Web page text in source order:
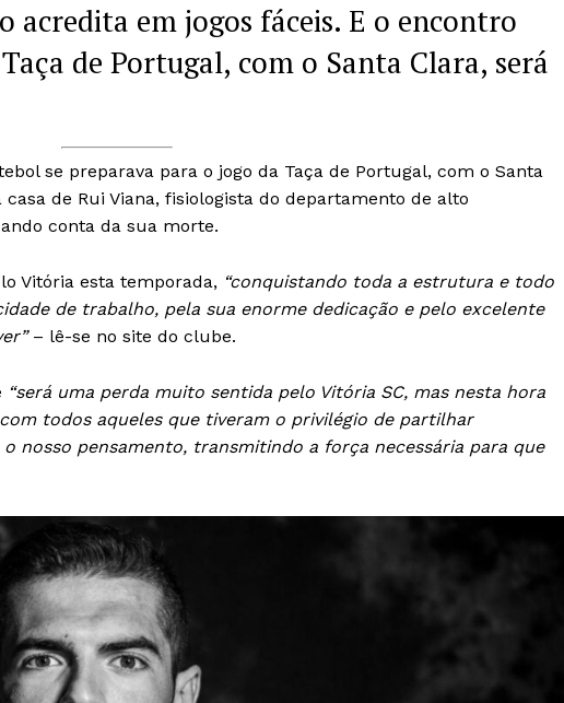
em jogos fáceis. E o encontro
de Portugal, com o Santa Clara, será
se preparava para o jogo da Taça de Portugal, com o Santa
de Rui Viana, fisiologista do departamento de alto
conta da sua morte.
Vitória esta temporada, “conquistando toda a estrutura e todo
de trabalho, pela sua enorme dedicação e pelo excelente
– lê-se no site do clube.
“será uma perda muito sentida pelo Vitória SC, mas nesta hora
todos aqueles que tiveram o privilégio de partilhar
nosso pensamento, transmitindo a força necessária para que